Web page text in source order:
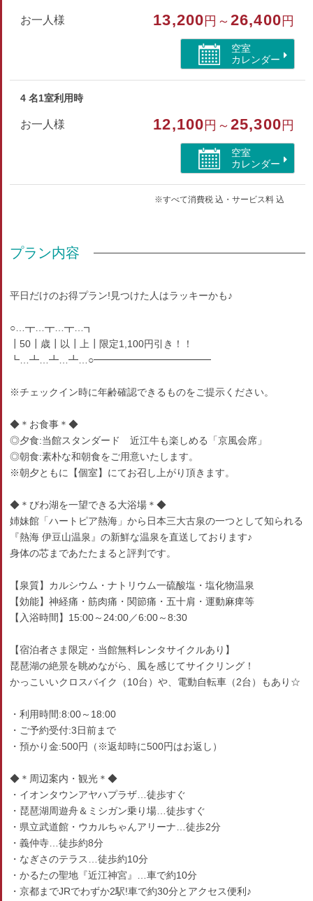
お一人様 13,200 円～26,400 円
空室
カレンダー
4 名1室利用時
お一人様 12,100 円～25,300 円
空室
カレンダー
※すべて消費税 込・サービス料 込
プラン内容
平日だけのお得プラン!見つけた人はラッキーかも♪
○…┳…┳…┳…┓
┃50┃歳┃以┃上┃限定1,100円引き！！
┗…┻…┻…┻…○━━━━━━━━━━━━
※チェックイン時に年齢確認できるものをご提示ください。
◆＊お食事＊◆
◎夕食:当館スタンダード 近江牛も楽しめる「京風会席」
◎朝食:素朴な和朝食をご用意いたします。
※朝夕ともに【個室】にてお召し上がり頂きます。
◆＊びわ湖を一望できる大浴場＊◆
姉妹館「ハートピア熱海」から日本三大古泉の一つとして知られる
『熱海 伊豆山温泉』の新鮮な温泉を直送しております♪
身体の芯まであたたまると評判です。
【泉質】カルシウム・ナトリウム一硫酸塩・塩化物温泉
【効能】神経痛・筋肉痛・関節痛・五十肩・運動麻痺等
【入浴時間】15:00～24:00／6:00～8:30
【宿泊者さま限定・当館無料レンタサイクルあり】
琵琶湖の絶景を眺めながら、風を感じてサイクリング！
かっこいいクロスバイク（10台）や、電動自転車（2台）もあり☆
・利用時間:8:00～18:00
・ご予約受付:3日前まで
・預かり金:500円（※返却時に500円はお返し）
◆＊周辺案内・観光＊◆
・イオンタウンアヤハプラザ…徒歩すぐ
・琵琶湖周遊舟＆ミシガン乗り場…徒歩すぐ
・県立武道館・ウカルちゃんアリーナ…徒歩2分
・義仲寺…徒歩約8分
・なぎさのテラス…徒歩約10分
・かるたの聖地『近江神宮』…車で約10分
・京都までJRでわずか2駅!車で約30分とアクセス便利♪